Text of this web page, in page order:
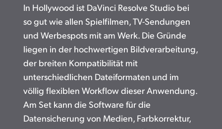
In Hollywood ist DaVinci Resolve Studio bei
so gut wie allen Spielfilmen, TV-Sendungen
und Werbespots mit am Werk. Die Gründe
liegen in der hochwertigen Bildverarbeitung,
der breiten Kompatibilität mit
unterschiedlichen Dateiformaten und im
völlig flexiblen Workflow dieser Anwendung.
Am Set kann die Software für die
Datensicherung von Medien, Farbkorrektur,